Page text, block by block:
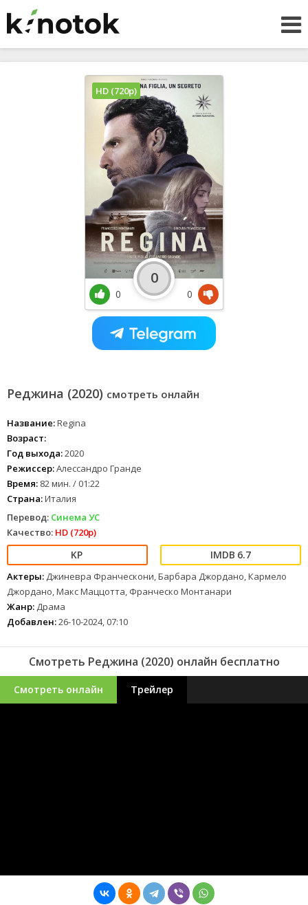
Реджина (2020) смотреть онлайн
Название:Regina
Возраст:
Год выхода:2020
Режиссер:Алессандро Гранде
Время: 82 мин. / 01:22
Страна:Италия
Перевод: Синема УС
Качество: HD (720p)
6.7
Актеры: Джиневра Франческони, Барбара Джордано, Кармело
Джордано, Макс Маццотта, Франческо Монтанари
Жанр: Драма
Добавлен:26-10-2024, 07:10
HD (720p)
0
0
0
Смотреть Реджина (2020) онлайн бесплатно
Смотреть онлайн Трейлер